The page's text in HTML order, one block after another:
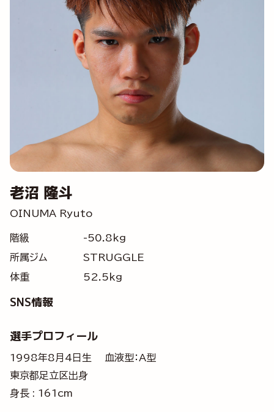
老沼 隆斗
OINUMA Ryuto
階級
-50.8kg
所属ジム
STRUGGLE
体重
52.5kg
SNS情報
選手プロフィール
1998年8月4日生 血液型：A型
東京都足立区出身
身長 : 161cm